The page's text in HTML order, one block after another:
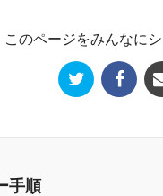
このページをみんなに
手順